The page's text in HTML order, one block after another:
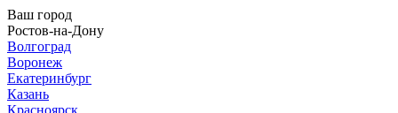
Ваш город
Ростов-на-Дону
Волгоград
Воронеж
Екатеринбург
Казань
Красноярск